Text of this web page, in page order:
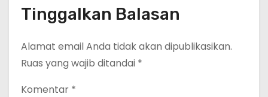
Cakrawala Tv Meminta Pemda
Lamsel Bertindak
Tinggalkan Balasan
Alamat email Anda tidak akan dipublikasikan.
Ruas yang wajib ditandai *
Komentar *